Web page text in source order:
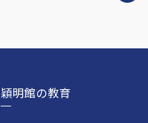
穎明館の教育